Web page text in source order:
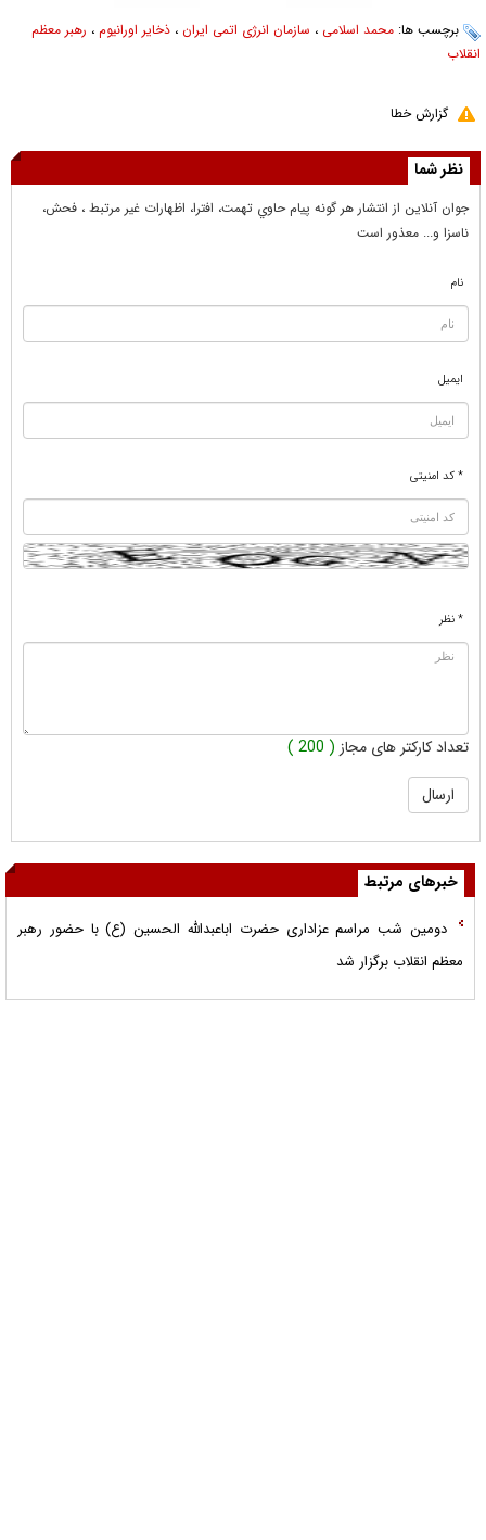
برچسب ها: محمد اسلامی ، سازمان انرژی اتمی ایران ، ذخایر اورانیوم ، رهبر معظم
انقلاب
گزارش خطا
نظر شما
جوان آنلاين از انتشار هر گونه پيام حاوي تهمت، افترا، اظهارات غير مرتبط ، فحش،
ناسزا و... معذور است
نام
ایمیل
* کد امنیتی
* نظر
تعداد کارکتر های مجاز ( 200 )
خبرهای مرتبط
دومین شب مراسم عزاداری حضرت اباعبدالله الحسین (ع) با حضور رهبر
معظم انقلاب برگزار شد